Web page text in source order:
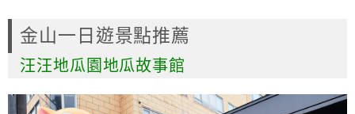
金山一日遊景點推薦
汪汪地瓜園地瓜故事館